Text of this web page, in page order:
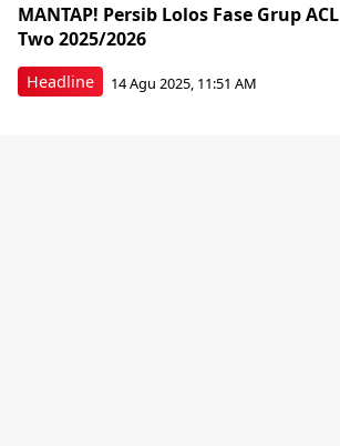
Headline
MANTAP! Persib Lolos Fase Grup ACL
Two 2025/2026
14 Agu 2025, 11:51 AM